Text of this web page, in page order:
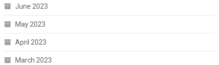
June 2023
May 2023
April 2023
March 2023